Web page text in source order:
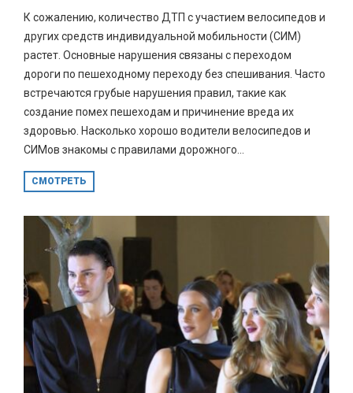
К сожалению, количество ДТП с участием велосипедов и
других средств индивидуальной мобильности (СИМ)
растет. Основные нарушения связаны с переходом
дороги по пешеходному переходу без спешивания. Часто
встречаются грубые нарушения правил, такие как
создание помех пешеходам и причинение вреда их
здоровью. Насколько хорошо водители велосипедов и
СИМов знакомы с правилами дорожного...
СМОТРЕТЬ